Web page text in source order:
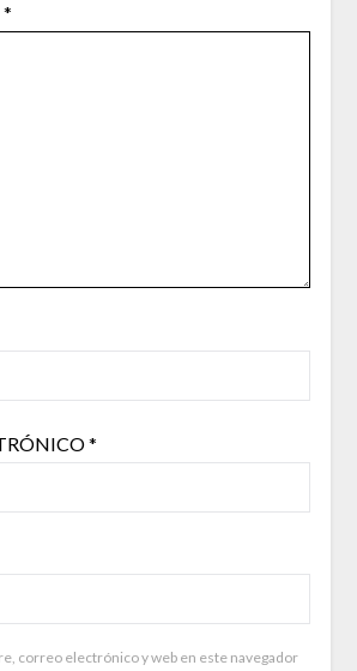
*
*
correo electrónico y web en este navegador